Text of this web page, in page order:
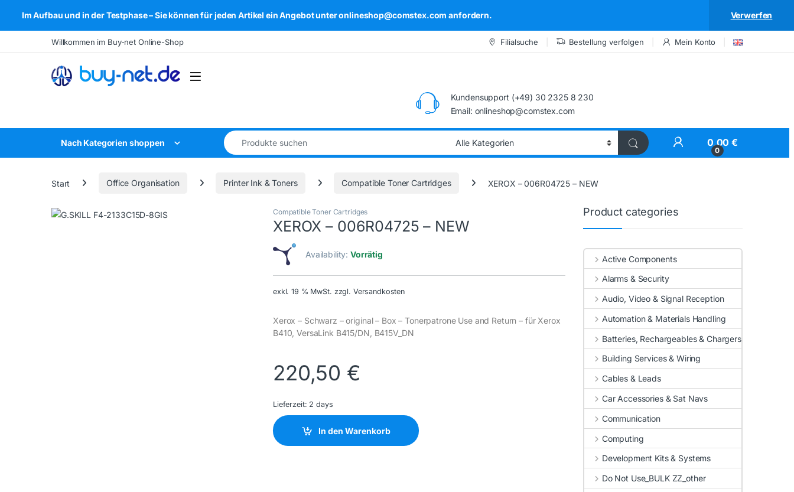
Im Aufbau und in der Testphase – Sie können für jeden Artikel ein Angebot unter onlineshop@comstex.com anfordern. Verwerfen
Skip to navigation
Skip to contentWillkommen im Buy-net Online-Shop Filialsuche Bestellung verfolgen Mein Konto
Open
Kundensupport (+49) 30 2325 8 230
Email: onlineshop@comstex.com
Nach Kategorien shoppen
Search for:
My Account
0
0,00€
Start Office Organisation Printer Ink & Toners Compatible Toner Cartridges XEROX – 006R04725 – NEW
Compatible Toner Cartridges
XEROX – 006R04725 – NEW
Availability:Vorrätig
exkl. 19 % MwSt. zzgl. Versandkosten
Xerox – Schwarz – original – Box – Tonerpatrone Use and Return – für Xerox
B410, VersaLink B415/DN, B415V_DN
220,50 €
Lieferzeit: 2 days
In den Warenkorb
Product categories
Active Components
Alarms & Security
Audio, Video & Signal Reception
Automation & Materials Handling
Batteries, Rechargeables & Chargers
Building Services & Wiring
Cables & Leads
Car Accessories & Sat Navs
Communication
Computing
Development Kits & Systems
Do Not Use_BULK ZZ_other